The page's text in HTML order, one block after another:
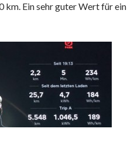
km. Ein sehr guter Wert für ein